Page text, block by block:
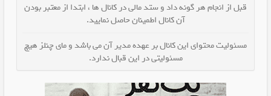
قبل از انجام هر گونه داد و ستد مالی در کانال ها ، ابتدا از معتبر بودن
آن کانال اطمینان حاصل نمایید.
مسئولیت محتوای این کانال بر عهده مدیر آن می باشد و مای چنلز هیچ
مسئولیتی در این قبال ندارد.